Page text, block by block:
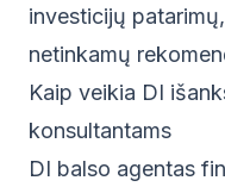
investicijų
netinkamų
Kaip veikia DI
konsultantams
DI balso agentas